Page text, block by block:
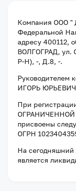
Компания ООО "
Федеральной
адресу 400112,
ВОЛГОГРАД,
Р-Н), -, Д.8, -.
Руководителем
ИГОРЬ ЮРЬЕВИЧ
При
присвоены
ОГРН
На сегодняшний
является